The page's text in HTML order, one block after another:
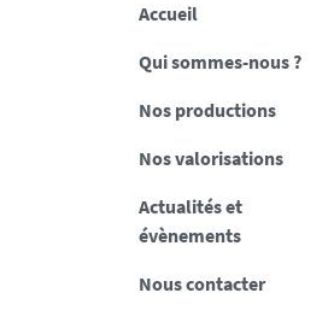
Accueil
Qui sommes-nous ?
Nos productions
Nos valorisations
Actualités et
évènements
Nous contacter